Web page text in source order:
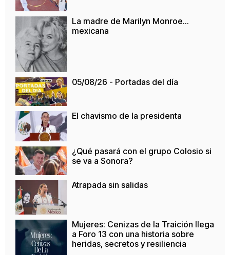
La madre de Marilyn Monroe…
mexicana
05/08/26 - Portadas del día
El chavismo de la presidenta
¿Qué pasará con el grupo Colosio si
se va a Sonora?
Atrapada sin salidas
Mujeres: Cenizas de la Traición llega
a Foro 13 con una historia sobre
heridas, secretos y resiliencia